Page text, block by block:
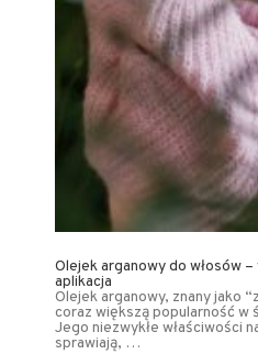
Olejek arganowy do włosów
aplikacja
Olejek arganowy, znany jako
coraz większą popularność w
Jego niezwykłe właściwości
sprawiają, …